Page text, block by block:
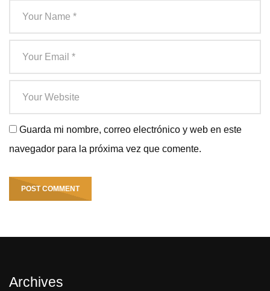
Guarda mi nombre, correo electrónico y web en este
navegador para la próxima vez que comente.
Archives